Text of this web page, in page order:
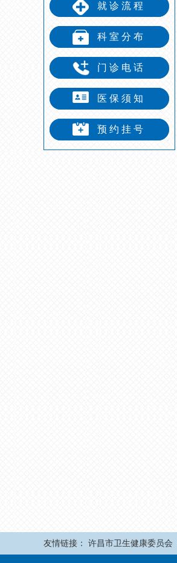
就诊流程
科室分布
门诊电话
医保须知
预约挂号
友情链接： 许昌市卫生健康委员会